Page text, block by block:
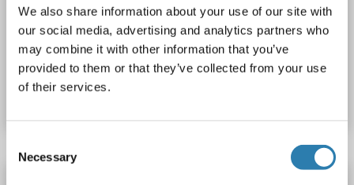
We also share information about your use of our site with
our social media, advertising and analytics partners who
may combine it with other information that you’ve
provided to them or that they’ve collected from your use
of their services.
Selection
Necessary
4 références
N° du produit ABIN6746384
Fiche technique